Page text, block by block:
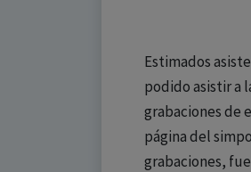
Estimados
podido asistir a
grabaciones de
página del
grabaciones,